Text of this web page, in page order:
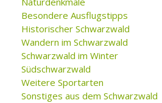
Besondere Ausflugstipps
Historischer Schwarzwald
Wandern im Schwarzwald
Schwarzwald im Winter
Südschwarzwald
Weitere Sportarten
Sonstiges aus dem Schwarzwald